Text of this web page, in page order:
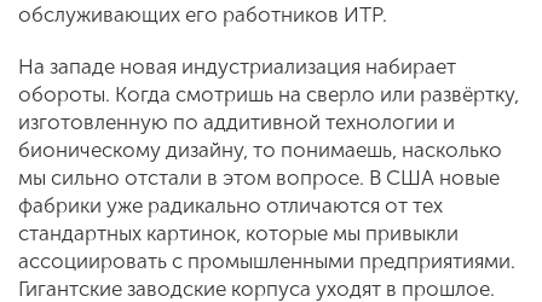
обслуживающих его работников ИТР.
На западе новая индустриализация набирает
обороты. Когда смотришь на сверло или развёртку,
изготовленную по аддитивной технологии и
бионическому дизайну, то понимаешь, насколько
мы сильно отстали в этом вопросе. В США новые
фабрики уже радикально отличаются от тех
стандартных картинок, которые мы привыкли
ассоциировать с промышленными предприятиями.
Гигантские заводские корпуса уходят в прошлое.